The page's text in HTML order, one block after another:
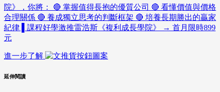
院》，你將： 🔴 掌握值得長抱的優質公司 🔴 看懂價值與價格
合理關係 🔴 養成獨立思考的判斷框架 🔴 培養長期勝出的贏家
紀律 ▌課程好學激推雷浩斯《複利成長學院》 → 首月限時899
元
進一步了解
延伸閱讀